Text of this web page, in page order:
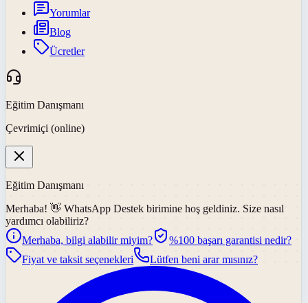
Yorumlar
Blog
Ücretler
Eğitim Danışmanı
Çevrimiçi (online)
Eğitim Danışmanı
Merhaba! 👋 WhatsApp Destek birimine hoş geldiniz. Size nasıl
yardımcı olabiliriz?
Merhaba, bilgi alabilir miyim?
%100 başarı garantisi nedir?
Fiyat ve taksit seçenekleri
Lütfen beni arar mısınız?